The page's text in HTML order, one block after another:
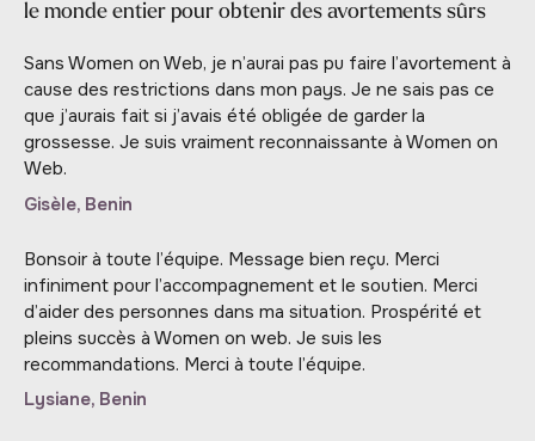
le monde entier pour obtenir des avortements sûrs
Sans Women on Web, je n’aurai pas pu faire l’avortement à
cause des restrictions dans mon pays. Je ne sais pas ce
que j’aurais fait si j’avais été obligée de garder la
grossesse. Je suis vraiment reconnaissante à Women on
Web.
Gisèle, Benin
Bonsoir à toute l’équipe. Message bien reçu. Merci
infiniment pour l’accompagnement et le soutien. Merci
d’aider des personnes dans ma situation. Prospérité et
pleins succès à Women on web. Je suis les
recommandations. Merci à toute l’équipe.
Lysiane, Benin